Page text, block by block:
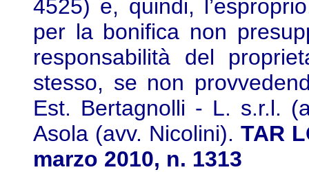
4525) e, quindi,
per la bonifica non
responsabilità del
stesso, se non
Est. Bertagnolli - L. s.r.l.
Asola (avv. Nicolini). TAR
marzo 2010, n. 1313